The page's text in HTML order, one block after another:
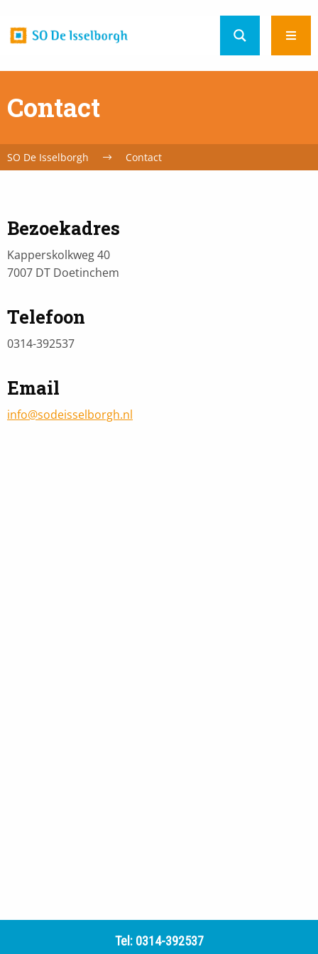
Contact
SO De Isselborgh Contact
Bezoekadres
Kapperskolkweg 40
7007 DT Doetinchem
Telefoon
0314-392537
Email
info@sodeisselborgh.nl
Tel: 0314-392537